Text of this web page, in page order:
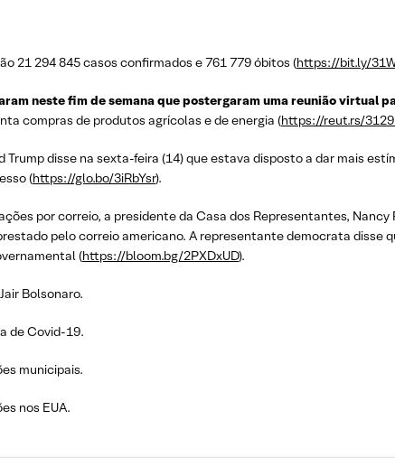
21 294 845 casos confirmados e 761 779 óbitos (https://bit.ly/
neste fim de semana que postergaram uma reunião virtual
compras de produtos agrícolas e de energia (https://reut.rs/
Trump disse na sexta-feira (14) que estava disposto a dar mais
(https://glo.bo/3iRbYsr).
por correio, a presidente da Casa dos Representantes, Nancy
pelo correio americano. A representante democrata
(https://bloom.bg/2PXDxUD).
Bolsonaro.
de Covid-19.
municipais.
nos EUA.